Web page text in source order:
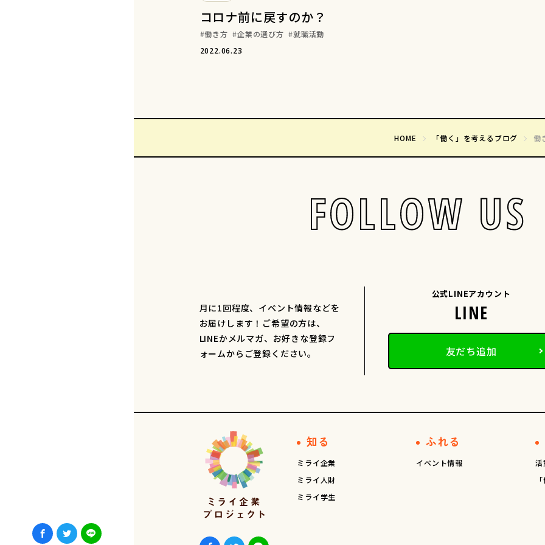
コロナ前に戻すのか？
働き方 企業の選び方
就職活動
2022.06.23
HOME 「働く」を考えるブログ 働
FOLLOW US
月に1回程度、イベント情報などを
お届けします！ご希望の方は、
LINEかメルマガ、お好きな登録フ
ォームからご登録ください。
公式LINEアカウント
友だち追加
知る
ミライ企業
ミライ人財
ミライ学生
ふれる
イベント情報
活